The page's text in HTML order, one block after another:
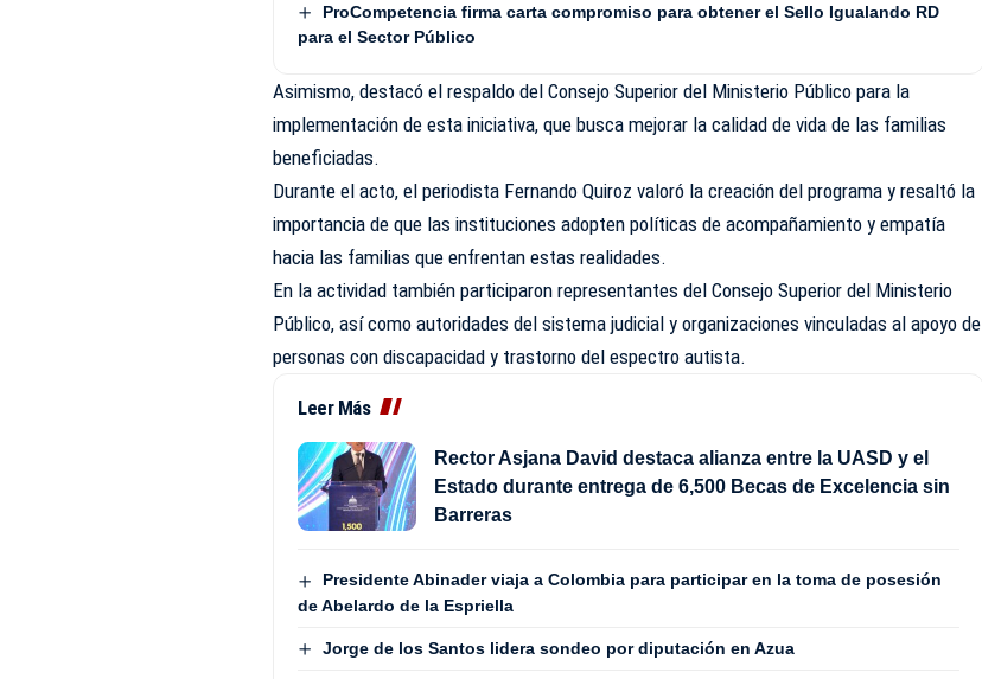
ProCompetencia firma carta compromiso para obtener el Sello Igualando RD
para el Sector Público
Asimismo, destacó el respaldo del Consejo Superior del Ministerio Público para la
implementación de esta iniciativa, que busca mejorar la calidad de vida de las familias
beneficiadas.
Durante el acto, el periodista Fernando Quiroz valoró la creación del programa y resaltó la
importancia de que las instituciones adopten políticas de acompañamiento y empatía
hacia las familias que enfrentan estas realidades.
En la actividad también participaron representantes del Consejo Superior del Ministerio
Público, así como autoridades del sistema judicial y organizaciones vinculadas al apoyo de
personas con discapacidad y trastorno del espectro autista.
Leer Más
Rector Asjana David destaca alianza entre la UASD y el
Estado durante entrega de 6,500 Becas de Excelencia sin
Barreras
Presidente Abinader viaja a Colombia para participar en la toma de posesión
de Abelardo de la Espriella
Jorge de los Santos lidera sondeo por diputación en Azua